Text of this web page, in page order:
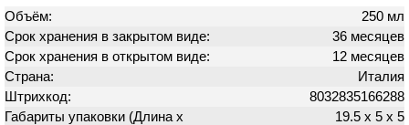
Объём:
250 мл
Срок хранения в закрытом виде:
36 месяцев
Срок хранения в открытом виде:
12 месяцев
Страна:
Италия
Штрихкод:
8032835166288
Габариты упаковки (Длина х
19.5 х 5 х 5